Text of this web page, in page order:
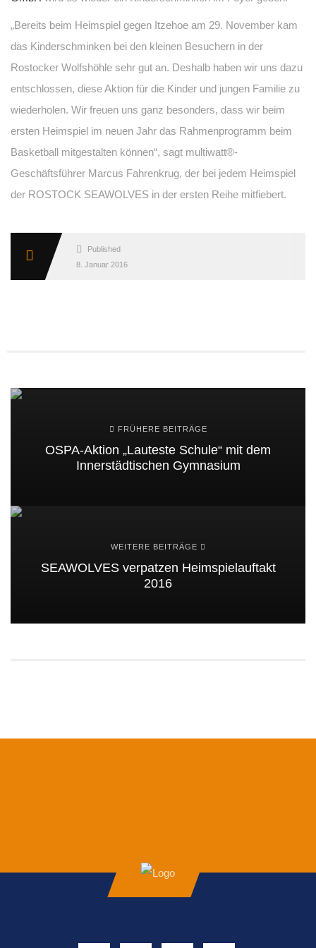
„Bereits beim Heimspiel gegen Itzehoe am 29. November kam
das Kinderschminken bei den kleinen Besuchern in der
Rostocker Wolfshöhle sehr gut an. Deshalb haben wir uns dazu
entschlossen, diese Aktion für die Kinder und jungen Familie zu
wiederholen. Wir freuen uns ganz besonders, dass wir beim
ersten Heimspiel im neuen Jahr das Rahmenprogramm beim
Basketball mitgestalten können“, sagt multiwatt®-
Geschäftsführer Marcus Fahrenkrug, der bei jedem Heimspiel
der ROSTOCK SEAWOLVES in der ersten Reihe mitfiebert.
Published
8. Januar 2016
FRÜHERE BEITRÄGE
OSPA-Aktion „Lauteste Schule“ mit dem
Innerstädtischen Gymnasium
WEITERE BEITRÄGE
SEAWOLVES verpatzen Heimspielauftakt
2016